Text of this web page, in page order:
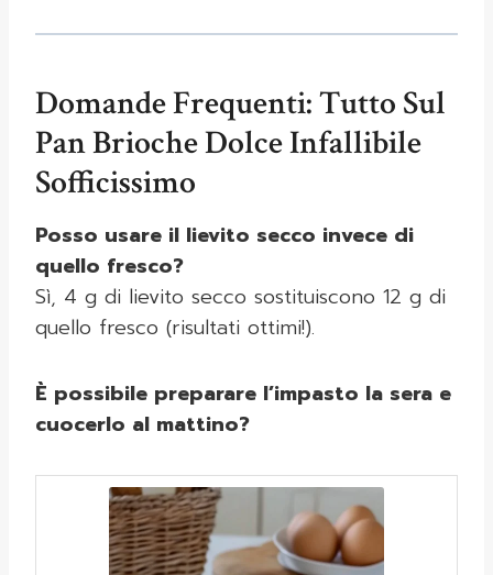
Domande Frequenti: Tutto Sul
Pan Brioche Dolce Infallibile
Sofficissimo
Posso usare il lievito secco invece di
quello fresco?
Sì, 4 g di lievito secco sostituiscono 12 g di
quello fresco (risultati ottimi!).
È possibile preparare l’impasto la sera e
cuocerlo al mattino?